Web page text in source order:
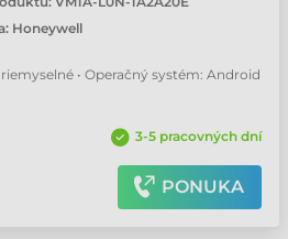
Honeywell
• Operačný systém: Android
3-5 pracovných dní
PONUKA